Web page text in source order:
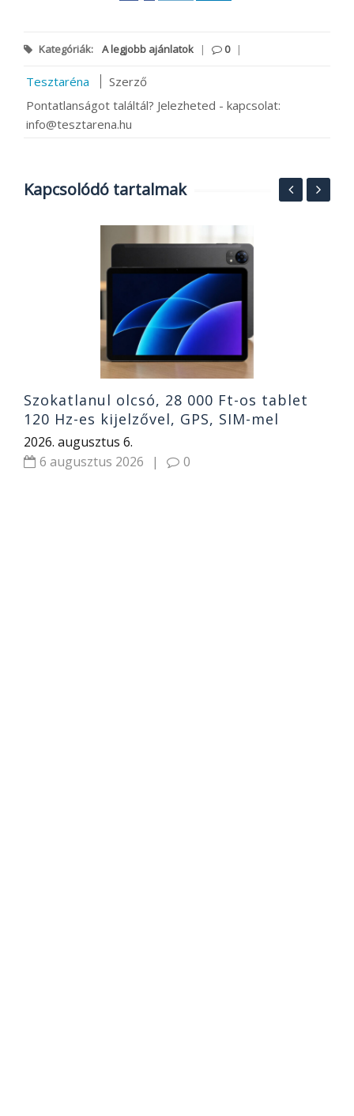
Kategóriák: A legjobb ajánlatok | 0 |
Tesztaréna
Szerző
Pontatlanságot találtál? Jelezheted - kapcsolat:
info@tesztarena.hu
Kapcsolódó tartalmak
Szokatlanul olcsó, 28 000 Ft-os tablet
120 Hz-es kijelzővel, GPS, SIM-mel
2026. augusztus 6.
6 augusztus 2026
| 0